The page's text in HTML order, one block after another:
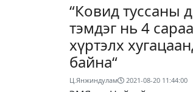
“Ковид туссаны
тэмдэг нь 4
хүртэлх
байна“
Ц.Янжиндулам 2021-08-20 11:44:00